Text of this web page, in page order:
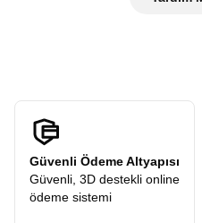
anlayışıyla hareket
Güvenli Ödeme Altyapısı
Güvenli, 3D destekli online
ödeme sistemi